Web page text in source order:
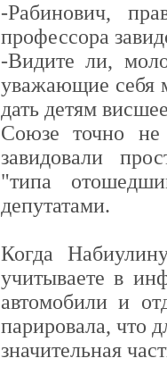
-Рабинович,
профессора
-Видите ли,
уважающие себя
дать детям
Союзе точно
завидовали
"типа
депутатами.
Когда
учитываете в
автомобили и
парировала, что
значительная